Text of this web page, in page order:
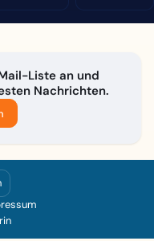
Liste an und
Nachrichten.